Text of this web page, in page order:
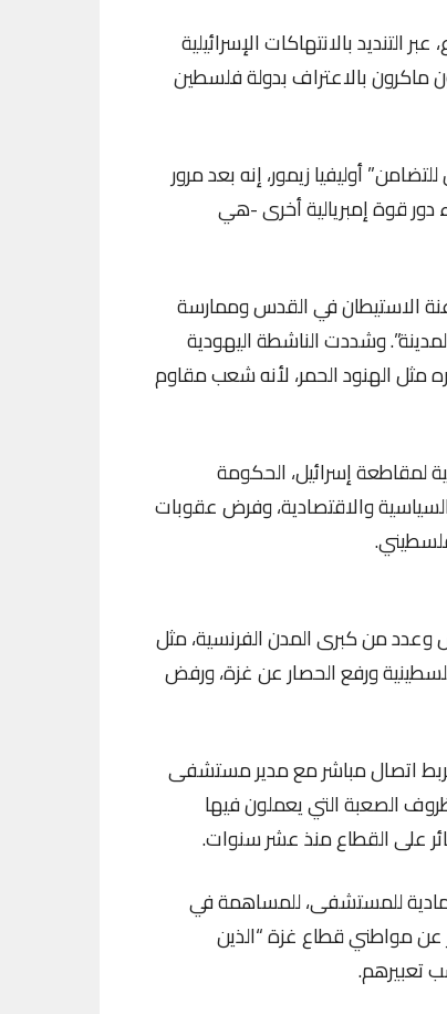
بالانتهاكات الإسرائيلية
بالاعتراف بدولة فلسطين
أوليفيا زيمور، إنه بعد مرور
دور قوة إمبريالية أخرى -هي
الاستيطان في القدس وممارسة
وشددت الناشطة اليهودية
مثل الهنود الحمر، لأنه شعب مقاوم
لمقاطعة إسرائيل، الحكومة
والاقتصادية، وفرض عقوبات
من كبرى المدن الفرنسية، مثل
ورفع الحصار عن غزة، ورفض
اتصال مباشر مع مدير مستشفى
الصعبة التي يعملون فيها
على القطاع منذ عشر سنوات.
للمستشفى، للمساهمة في
مواطني قطاع غزة “الذين
تعبيرهم.